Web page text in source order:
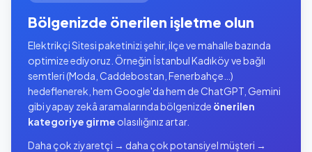
Bölgenizde önerilen işletme olun
Elektrikçi Sitesi paketinizi şehir, ilçe ve mahalle bazında
optimize ediyoruz. Örneğin İstanbul Kadıköy ve bağlı
semtleri (Moda, Caddebostan, Fenerbahçe…)
hedeflenerek, hem Google'da hem de ChatGPT, Gemini
gibi yapay zekâ aramalarında bölgenizde önerilen
kategoriye girme olasılığınız artar.
Daha çok ziyaretçi → daha çok potansiyel müşteri →